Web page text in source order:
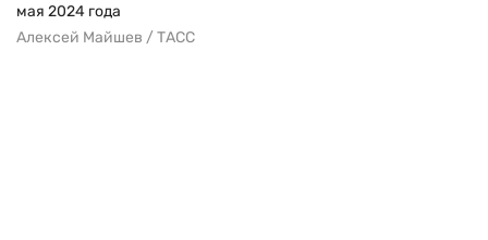
мая 2024 года
Алексей Майшев / ТАСС